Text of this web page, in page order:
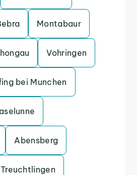
Montabaur
Vohringen
bei Munchen
Abensberg
Treuchtlingen